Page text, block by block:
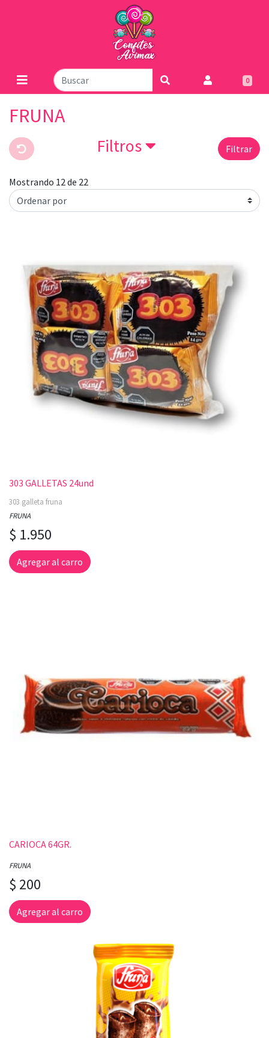
0
FRUNA
Filtros Filtrar
Mostrando 12 de 22
303 GALLETAS 24und
303 galleta fruna
FRUNA
$ 1.950
Agregar al carro
CARIOCA 64GR.
FRUNA
$ 200
Agregar al carro